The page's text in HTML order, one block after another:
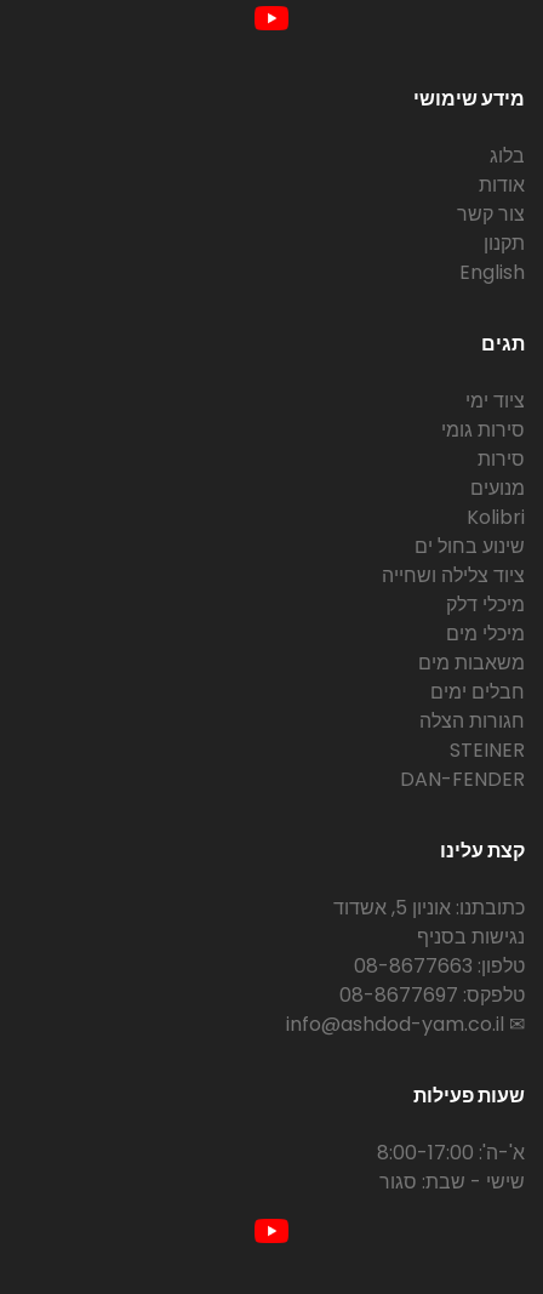
מידע שימושי
בלוג
אודות
צור קשר
תקנון
English
תגים
ציוד ימי
סירות גומי
סירות
מנועים
Kolibri
שינוע בחול ים
ציוד צלילה ושחייה
מיכלי דלק
מיכלי מים
משאבות מים
חבלים ימים
חגורות הצלה
STEINER
DAN-FENDER
קצת עלינו
כתובתנו: אוניון 5, אשדוד
נגישות בסניף
טלפון: 08-8677663
טלפקס: 08-8677697
✉ info@ashdod-yam.co.il
שעות פעילות
א'-ה': 8:00-17:00
שישי - שבת: סגור